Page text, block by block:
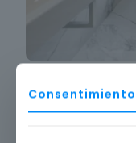
Consentimiento